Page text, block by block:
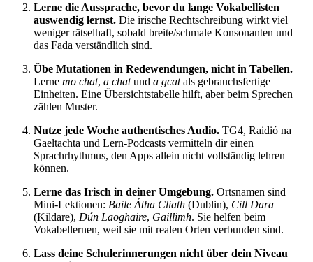
Lerne die Aussprache, bevor du lange Vokabellisten
auswendig lernst. Die irische Rechtschreibung wirkt viel
weniger rätselhaft, sobald breite/schmale Konsonanten und
das Fada verständlich sind.
Übe Mutationen in Redewendungen, nicht in Tabellen.
Lerne mo chat, a chatund a gcatals gebrauchsfertige
Einheiten. Eine Übersichtstabelle hilft, aber beim Sprechen
zählen Muster.
Nutze jede Woche authentisches Audio. TG4, Raidió na
Gaeltachta und Lern-Podcasts vermitteln dir einen
Sprachrhythmus, den Apps allein nicht vollständig lehren
können.
Lerne das Irisch in deiner Umgebung. Ortsnamen sind
Mini-Lektionen: Baile Átha Cliath (Dublin), Cill Dara
(Kildare), Dún Laoghaire, Gaillimh. Sie helfen beim
Vokabellernen, weil sie mit realen Orten verbunden sind.
Lass deine Schulerinnerungen nicht über dein Niveau